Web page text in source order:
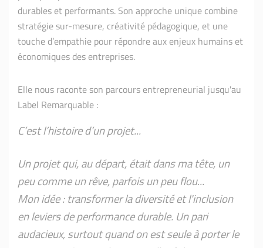
durables et performants. Son approche unique combine
stratégie sur-mesure, créativité pédagogique, et une
touche d’empathie pour répondre aux enjeux humains et
économiques des entreprises.
Elle nous raconte son parcours entrepreneurial jusqu'au
Label Remarquable :
C’est l’histoire d’un projet...
Un projet qui, au départ, était dans ma tête, un
peu comme un rêve, parfois un peu flou...
Mon idée : transformer la diversité et l'inclusion
en leviers de performance durable. Un pari
audacieux, surtout quand on est seule à porter le